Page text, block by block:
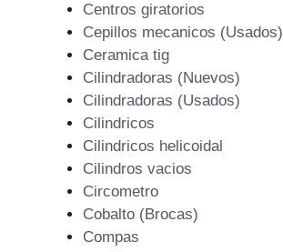
Centros giratorios
Cepillos mecanicos (Usados)
Ceramica tig
Cilindradoras (Nuevos)
Cilindradoras (Usados)
Cilindricos
Cilindricos helicoidal
Cilindros vacios
Circometro
Cobalto (Brocas)
Compas